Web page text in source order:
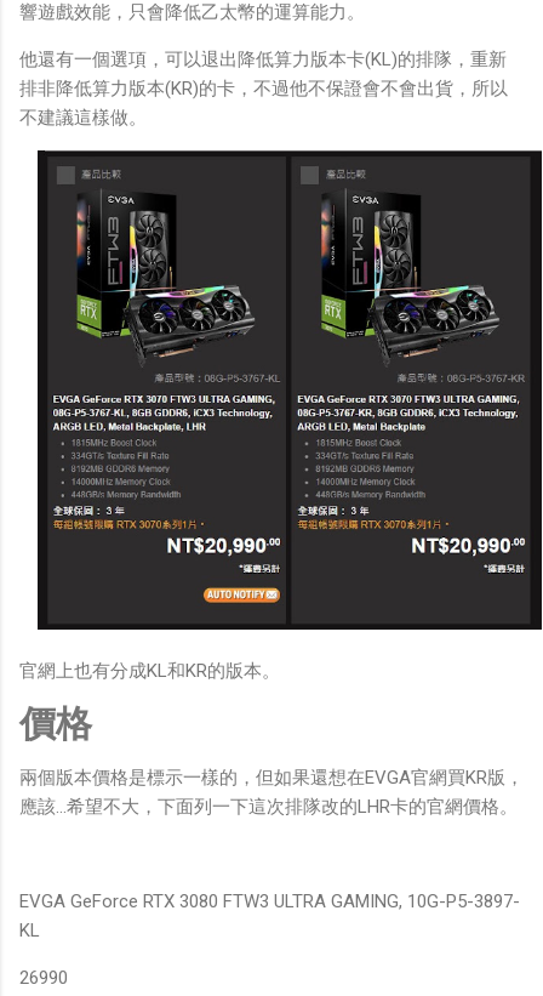
響遊戲效能，只會降低乙太幣的運算能力。
他還有一個選項，可以退出降低算力版本卡(KL)的排隊，重新
排非降低算力版本(KR)的卡，不過他不保證會不會出貨，所以
不建議這樣做。
官網上也有分成KL和KR的版本。
價格
兩個版本價格是標示一樣的，但如果還想在EVGA官網買KR版，
應該…希望不大，下面列一下這次排隊改的LHR卡的官網價格。
EVGA GeForce RTX 3080 FTW3 ULTRA GAMING, 10G-P5-3897-
KL
26990